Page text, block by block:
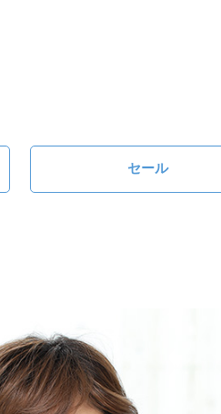
セール